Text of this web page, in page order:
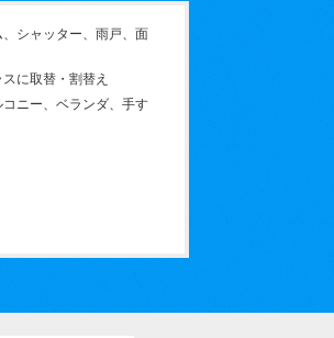
シャッター、雨戸、面
に取替・割替え
ニー、ベランダ、手す